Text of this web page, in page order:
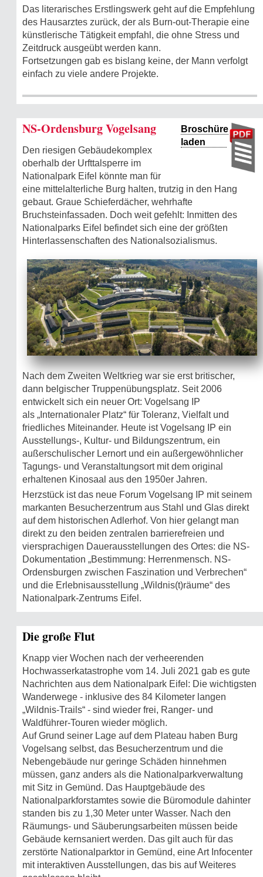
Das literarisches Erstlingswerk geht auf die Empfehlung
des Hausarztes zurück, der als Burn-out-Therapie eine
künstlerische Tätigkeit empfahl, die ohne Stress und
Zeitdruck ausgeübt werden kann.
Fortsetzungen gab es bislang keine, der Mann verfolgt
einfach zu viele andere Projekte.
Broschüre
laden
NS-Ordensburg Vogelsang
Den riesigen Gebäudekomplex
oberhalb der Urfttalsperre im
Nationalpark Eifel könnte man für
eine mittelalterliche Burg halten, trutzig in den Hang
gebaut. Graue Schieferdächer, wehrhafte
Bruchsteinfassaden. Doch weit gefehlt: Inmitten des
Nationalparks Eifel befindet sich eine der größten
Hinterlassenschaften des Nationalsozialismus.
Nach dem Zweiten Weltkrieg war sie erst britischer,
dann belgischer Truppenübungsplatz. Seit 2006
entwickelt sich ein neuer Ort: Vogelsang IP
als „Internationaler Platz“ für Toleranz, Vielfalt und
friedliches Miteinander. Heute ist Vogelsang IP ein
Ausstellungs-, Kultur- und Bildungszentrum, ein
außerschulischer Lernort und ein außergewöhnlicher
Tagungs- und Veranstaltungsort mit dem original
erhaltenen Kinosaal aus den 1950er Jahren.
Herzstück ist das neue Forum Vogelsang IP mit seinem
markanten Besucherzentrum aus Stahl und Glas direkt
auf dem historischen Adlerhof. Von hier gelangt man
direkt zu den beiden zentralen barrierefreien und
viersprachigen Dauerausstellungen des Ortes: die NS-
Dokumentation „Bestimmung: Herrenmensch. NS-
Ordensburgen zwischen Faszination und Verbrechen“
und die Erlebnisausstellung „Wildnis(t)räume“ des
Nationalpark-Zentrums Eifel.
Die große Flut
Knapp vier Wochen nach der verheerenden
Hochwasserkatastrophe vom 14. Juli 2021 gab es gute
Nachrichten aus dem Nationalpark Eifel: Die wichtigsten
Wanderwege - inklusive des 84 Kilometer langen
„Wildnis-Trails“ - sind wieder frei, Ranger- und
Waldführer-Touren wieder möglich.
Auf Grund seiner Lage auf dem Plateau haben Burg
Vogelsang selbst, das Besucherzentrum und die
Nebengebäude nur geringe Schäden hinnehmen
müssen, ganz anders als die Nationalparkverwaltung
mit Sitz in Gemünd. Das Hauptgebäude des
Nationalparkforstamtes sowie die Büromodule dahinter
standen bis zu 1,30 Meter unter Wasser. Nach den
Räumungs- und Säuberungsarbeiten müssen beide
Gebäude kernsaniert werden. Das gilt auch für das
zerstörte Nationalparktor in Gemünd, eine Art Infocenter
mit interaktiven Ausstellungen, das bis auf Weiteres